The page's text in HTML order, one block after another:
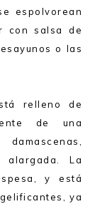
espolvorean
con salsa de
o las
relleno de
de una
La
y está
ya